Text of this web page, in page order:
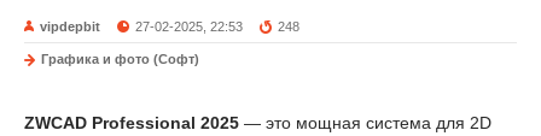
vipdepbit 27-02-2025, 22:53 248
Графика и фото (Софт)
ZWCAD Professional 2025 — это мощная система для 2D